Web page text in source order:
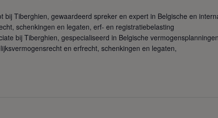
bij Tiberghien, gewaardeerd spreker en expert in Belgische en
schenkingen en legaten, erf- en registratiebelasting
bij Tiberghien, gespecialiseerd in Belgische
en erfrecht, schenkingen en legaten,